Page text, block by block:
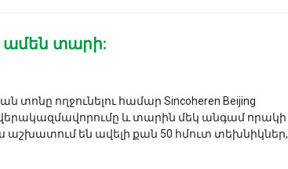
ամեն տարի:
ողջունելու համար Sincoheren Beijing
և տարին մեկ անգամ որակի
աշխատում են ավելի քան 50 հմուտ տեխնիկներ,